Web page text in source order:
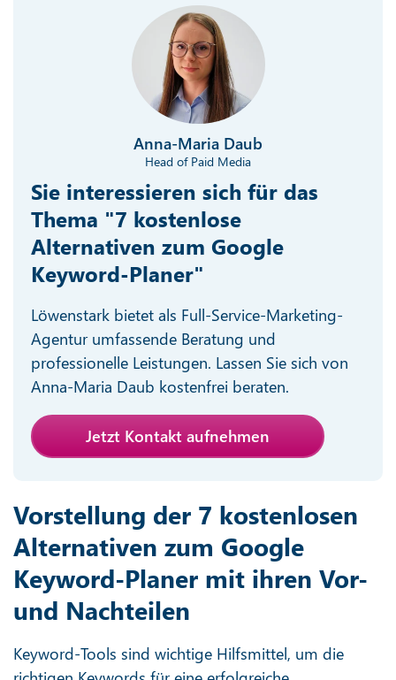
Anna-Maria Daub
Head of Paid Media
Sie interessieren sich für das
Thema "7 kostenlose
Alternativen zum Google
Keyword-Planer"
Löwenstark bietet als Full-Service-Marketing-
Agentur umfassende Beratung und
professionelle Leistungen. Lassen Sie sich von
Anna-Maria Daub kostenfrei beraten.
Jetzt Kontakt aufnehmen
Vorstellung der 7 kostenlosen
Alternativen zum Google
Keyword-Planer mit ihren Vor-
und Nachteilen
Keyword-Tools sind wichtige Hilfsmittel, um die